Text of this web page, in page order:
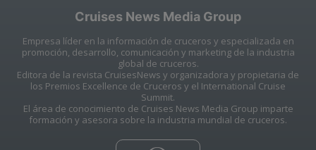
Cruises News Media Group
Empresa líder en la información de cruceros y especializada en
promoción, desarrollo, comunicación y marketing de la industria
global de cruceros.
Editora de la revista CruisesNews y organizadora y propietaria de
los Premios Excellence de Cruceros y el International Cruise
Summit.
El área de conocimiento de Cruises News Media Group imparte
formación y asesora sobre la industria mundial de cruceros.